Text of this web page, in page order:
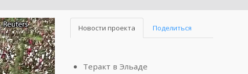
Новости проекта Поделиться
Теракт в Эльаде